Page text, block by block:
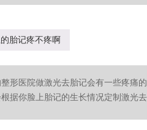
胎记疼不疼啊
形医院做激光去胎记会有一些疼痛
据你脸上胎记的生长情况定制激光